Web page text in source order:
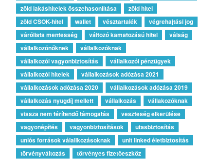
zöld lakáshitelek összehasonlítása
zöld hitel
zöld CSOK-hitel
wallet vésztartalék
végrehajtási jog
várólista mentesség
változó kamatozású hitel
válság
vállalkozónőknek
vállalkozóknak
vállalkozói vagyonbiztosítás
vállalkozói pénzügyek
vállalkozói hitelek
vállalkozások adózása 2021
vállalkozások adózása 2020
vállalkozások adózása 2019
vállalkozás nyugdíj mellett
vállalkozás
vállakozóknak
vissza nem térítendő támogatás
veszteség elkerülése
vagyonépítés
vagyonbiztosítások
utasbiztosítás
uniós források válallkozásoknak
unit linked életbiztosítás
törvényváltozás
törvényes fizetőeszköz